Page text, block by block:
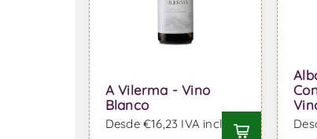
A Vilerma - Vino
Blanco
Desde €16,23 IVA incl.